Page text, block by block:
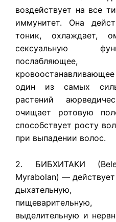
воздействует на все
иммунитет. Она
тоник, охлаждает,
сексуальную
один из самых
растений
очищает ротовую
способствует росту
при выпадении волос.
2. БИБХИТАКИ
Myrabolan) — действует
дыхательную,
пищеварительную,
выделительную и